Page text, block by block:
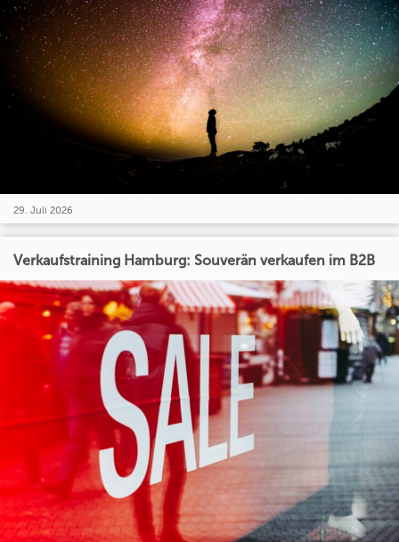
29. Juli 2026
Verkaufstraining Hamburg: Souverän verkaufen im B2B